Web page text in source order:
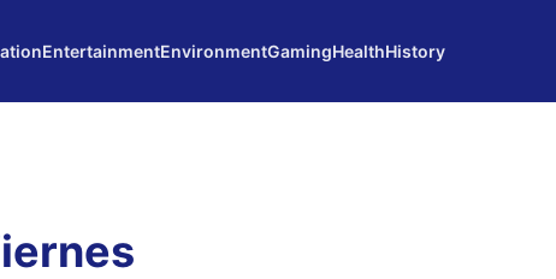
EntertainmentEnvironmentGamingHealthHistory